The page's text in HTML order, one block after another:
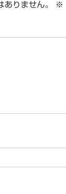
りません。 ※